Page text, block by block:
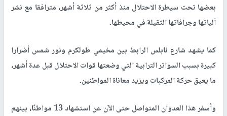
بعضها تحت سيطرة الاحتلال منذ أكثر من ثلاثة أشهر، مترافقا مع نشر
آلياتها وجرافاتها الثقيلة في محيطها.
كما يشهد شارع نابلس الرابط بين مخيمي طولكرم ونور شمس أضرارا
كبيرة بسبب السواتر الترابية التي وضعتها قوات الاحتلال قبل عدة أشهر،
ما يعيق حركة المركبات ويزيد معاناة المواطنين.
وأسفر هذا العدوان المتواصل حتى الآن عن استشهاد 13 مواطنًا، بينهم